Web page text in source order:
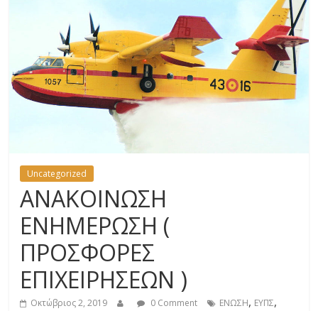
Uncategorized
ΑΝΑΚΟΙΝΩΣΗ
ΕΝΗΜΕΡΩΣΗ (
ΠΡΟΣΦΟΡΕΣ
ΕΠΙΧΕΙΡΗΣΕΩΝ )
Οκτώβριος 2, 2019 0 Comment ΕΝΩΣΗ, ΕΥΠΣ,